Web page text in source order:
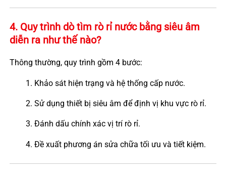
4. Quy trình dò tìm rò rỉ nước bằng siêu âm
diễn ra như thế nào?
Thông thường, quy trình gồm 4 bước:
Khảo sát hiện trạng và hệ thống cấp nước.
Sử dụng thiết bị siêu âm để định vị khu vực rò rỉ.
Đánh dấu chính xác vị trí rò rỉ.
Đề xuất phương án sửa chữa tối ưu và tiết kiệm.